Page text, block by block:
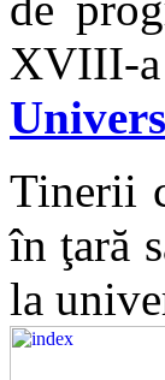
XVIII-
Tinerii
în ţară
la